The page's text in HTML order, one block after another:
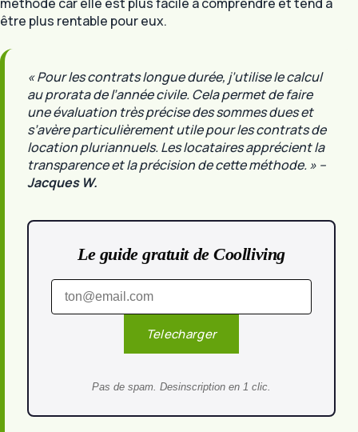
être plus rentable pour eux.
« Pour les contrats longue durée, j’utilise le calcul
au prorata de l’année civile. Cela permet de faire
une évaluation très précise des sommes dues et
s’avère particulièrement utile pour les contrats de
location pluriannuels. Les locataires apprécient la
transparence et la précision de cette méthode. » –
Jacques W.
Le guide gratuit de Coolliving
Telecharger
Pas de spam. Desinscription en 1 clic.